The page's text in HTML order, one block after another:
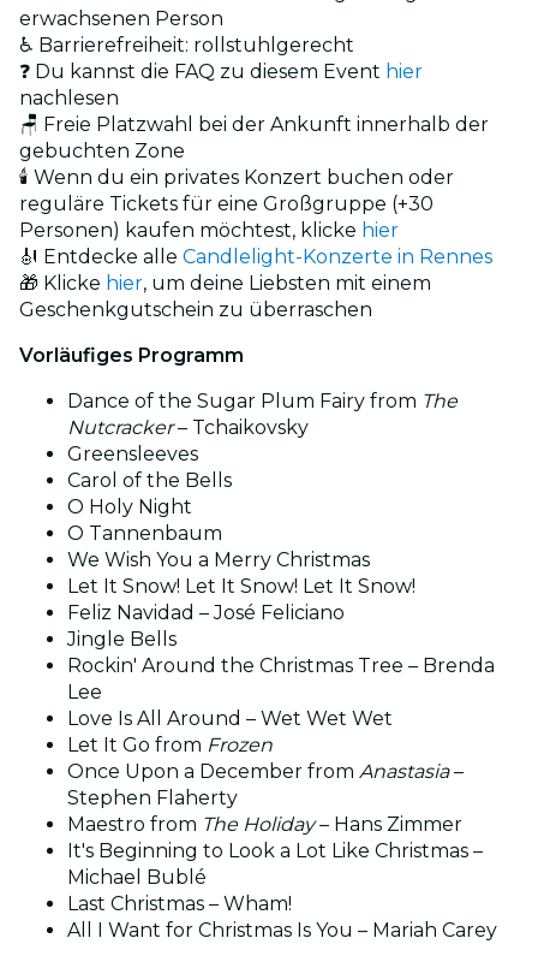
erwachsenen Person
♿ Barrierefreiheit: rollstuhlgerecht
❓ Du kannst die FAQ zu diesem Event hier
nachlesen
🪑 Freie Platzwahl bei der Ankunft innerhalb der
gebuchten Zone
🕯️ Wenn du ein privates Konzert buchen oder
reguläre Tickets für eine Großgruppe (+30
Personen) kaufen möchtest, klicke hier
🎻 Entdecke alle Candlelight-Konzerte in Rennes
🎁 Klicke hier, um deine Liebsten mit einem
Geschenkgutschein zu überraschen
Vorläufiges Programm
Dance of the Sugar Plum Fairy from The
Nutcracker– Tchaikovsky
Greensleeves
Carol of the Bells
O Holy Night
O Tannenbaum
We Wish You a Merry Christmas
Let It Snow! Let It Snow! Let It Snow!
Feliz Navidad – José Feliciano
Jingle Bells
Rockin' Around the Christmas Tree – Brenda
Lee
Love Is All Around – Wet Wet Wet
Let It Go from Frozen
Once Upon a December from Anastasia–
Stephen Flaherty
Maestro from The Holiday– Hans Zimmer
It's Beginning to Look a Lot Like Christmas –
Michael Bublé
Last Christmas – Wham!
All I Want for Christmas Is You – Mariah Carey